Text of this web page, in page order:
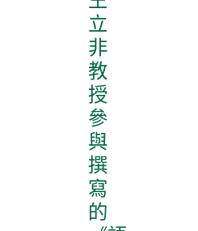
立
非
教
授
參
與
撰
寫
的